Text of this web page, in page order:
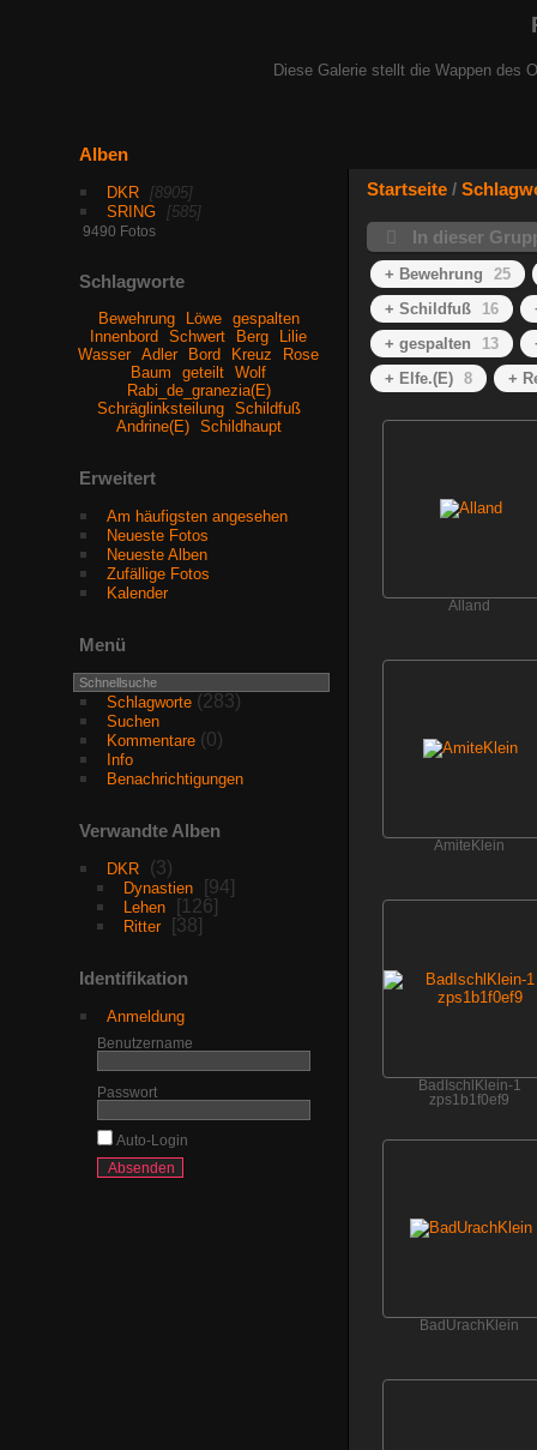
Diese Galerie stellt die Wappen des
Alben
DKR
8905
SRING
585
9490 Fotos
Schlagworte
Bewehrung Löwe
gespalten
Innenbord
Schwert Berg
Lilie
Wasser Adler Bord Kreuz
Rose
Baum
geteilt
Wolf
Rabi_de_granezia(E)
Schräglinksteilung
Schildfuß
Andrine(E)
Schildhaupt
Erweitert
Am häufigsten angesehen
Neueste Fotos
Neueste Alben
Zufällige Fotos
Kalender
Menü
Schlagworte(283)
Suchen
Kommentare(0)
Info
Benachrichtigungen
Verwandte Alben
DKR 3
Dynastien 94
Lehen 126
Ritter 38
Identifikation
Anmeldung
Benutzername
Passwort
Auto-Login
Startseite /
In dieser
+ Bewehrung
25
+ Schildfuß
16
+ gespalten
13
+ Elfe.(E) 8 +
Alland
AmiteKlein
BadIschlKlein-1
zps1b1f0ef9
BadUrachKlein